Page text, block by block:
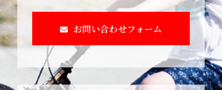
お問い合わせフォーム